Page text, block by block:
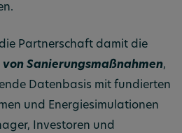
Partnerschaft damit die
Sanierungsmaßnahmen,
Datenbasis mit fundierten
und Energiesimulationen
Investoren und